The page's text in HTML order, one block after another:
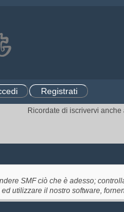
Registrati
Ricordate di iscrivervi anche al
SMF ciò che è adesso;
utilizzare il nostro software,